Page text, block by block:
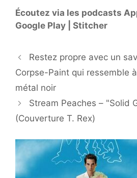
Écoutez via les podcasts
Google Play | Stitcher
Restez propre avec un
Corpse-Paint qui ressemble
métal noir
Stream Peaches – "Solid
(Couverture T. Rex)